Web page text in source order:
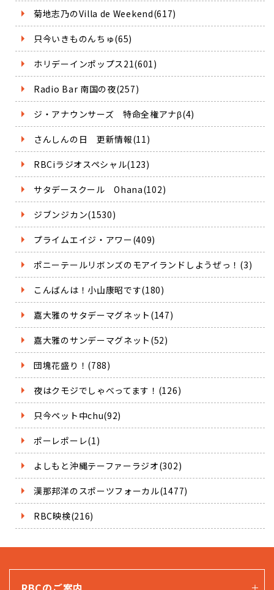
菊地志乃のVilla de Weekend(617)
只今いきものんちゅ(65)
ホリデーインポップス21(601)
Radio Bar 南国の夜(257)
ジ・アナウンサーズ 特命全権アナβ(4)
さんしんの日 更新情報(11)
RBCiラジオスペシャル(123)
サタデースクール Ohana(102)
ジブンジカン(1530)
プライムエイジ・アワー(409)
ポニーテールリボンズのモアイランドしようぜっ！(3)
こんばんは！小山康昭です(180)
嘉大雅のサタデーマグネット(147)
嘉大雅のサンデーマグネット(52)
団塊花盛り！(788)
夜はクモジでしゃべってます！(126)
只今ペット中chu(92)
ポーレポーレ(1)
よしもと沖縄テーファーラジオ(302)
漢那邦洋のスポーツフォーカル(1477)
RBC映検(216)